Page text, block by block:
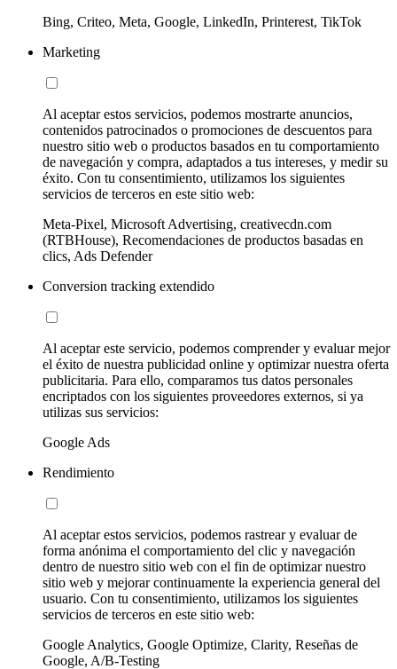
Bing, Criteo, Meta, Google, LinkedIn, Printerest, TikTok
Marketing
Al aceptar estos servicios, podemos mostrarte anuncios,
contenidos patrocinados o promociones de descuentos para
nuestro sitio web o productos basados en tu comportamiento
de navegación y compra, adaptados a tus intereses, y medir su
éxito. Con tu consentimiento, utilizamos los siguientes
servicios de terceros en este sitio web:
Meta-Pixel, Microsoft Advertising, creativecdn.com
(RTBHouse), Recomendaciones de productos basadas en
clics, Ads Defender
Conversion tracking extendido
Al aceptar este servicio, podemos comprender y evaluar mejor
el éxito de nuestra publicidad online y optimizar nuestra oferta
publicitaria. Para ello, comparamos tus datos personales
encriptados con los siguientes proveedores externos, si ya
utilizas sus servicios:
Google Ads
Rendimiento
Al aceptar estos servicios, podemos rastrear y evaluar de
forma anónima el comportamiento del clic y navegación
dentro de nuestro sitio web con el fin de optimizar nuestro
sitio web y mejorar continuamente la experiencia general del
usuario. Con tu consentimiento, utilizamos los siguientes
servicios de terceros en este sitio web:
Google Analytics, Google Optimize, Clarity, Reseñas de
Google, A/B-Testing